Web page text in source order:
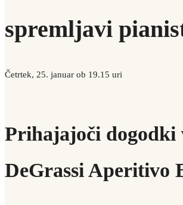
spremljavi
Četrtek, 25. januar ob 19.15 uri
Prihajajoči dogodki
DeGrassi Aperitivo